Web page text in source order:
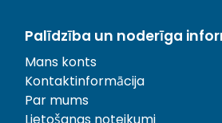
Palīdzība un noderīga
Mans konts
Kontaktinformācija
Par mums
Lietošanas noteikumi